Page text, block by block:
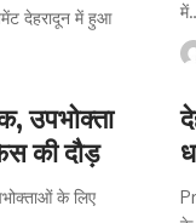
देहरादून में हुआ
में
उपभोक्‍ता
की दौड़
के लिए